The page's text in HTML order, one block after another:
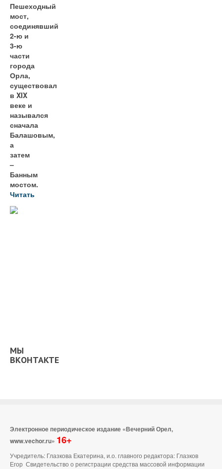
Пешеходный
мост,
соединявший
2-ю и
3-ю
части
города
Орла,
существовал
в XIX
веке и
назывался
сначала
Балашовым,
а
затем
–
Банным
мостом.
Читать
МЫ
ВКОНТАКТЕ
Электронное периодическое издание «Вечерний Орел,
www.vechor.ru» 16+
Учредитель: Глазкова Екатерина, и.о. главного редактора: Глазков
Егор Свидетельство о регистрации средства массовой информации